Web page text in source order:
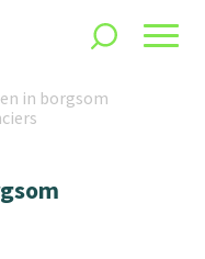
in borgsom